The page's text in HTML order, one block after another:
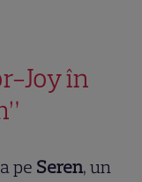
Joy în
pe Seren, un